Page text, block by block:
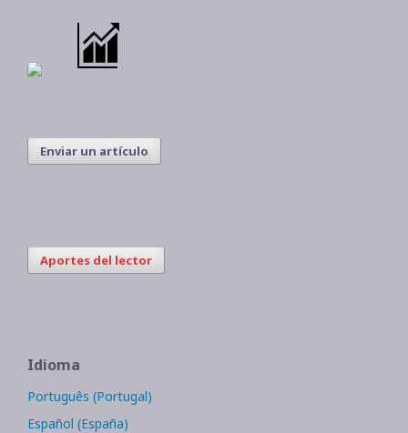
Enviar un artículo
Aportes del lector
Idioma
Português (Portugal)
Español (España)